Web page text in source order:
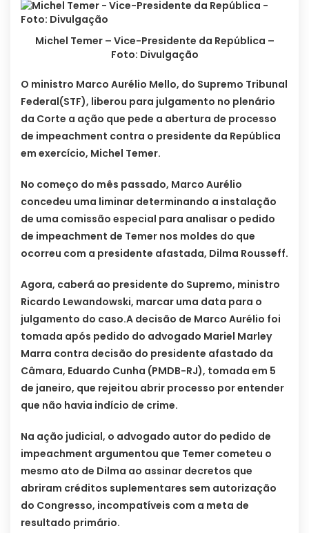
Michel Temer – Vice-Presidente da República –
Foto: Divulgação
O ministro Marco Aurélio Mello, do Supremo Tribunal
Federal(STF), liberou para julgamento no plenário
da Corte a ação que pede a abertura de processo
de impeachment contra o presidente da República
em exercício, Michel Temer.
No começo do mês passado, Marco Aurélio
concedeu uma liminar determinando a instalação
de uma comissão especial para analisar o pedido
de impeachment de Temer nos moldes do que
ocorreu com a presidente afastada, Dilma Rousseff.
Agora, caberá ao presidente do Supremo, ministro
Ricardo Lewandowski, marcar uma data para o
julgamento do caso.A decisão de Marco Aurélio foi
tomada após pedido do advogado Mariel Marley
Marra contra decisão do presidente afastado da
Câmara, Eduardo Cunha (PMDB-RJ), tomada em 5
de janeiro, que rejeitou abrir processo por entender
que não havia indício de crime.
Na ação judicial, o advogado autor do pedido de
impeachment argumentou que Temer cometeu o
mesmo ato de Dilma ao assinar decretos que
abriram créditos suplementares sem autorização
do Congresso, incompatíveis com a meta de
resultado primário.